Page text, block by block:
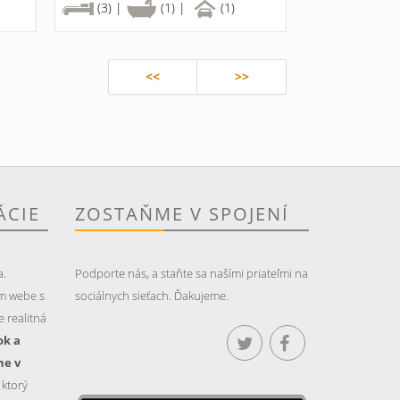
(3) | (1) | (1)
<< >>
webe s
realitná
a
v
ktorý
ZOSTAŇME V SPOJENÍ
Podporte nás, a staňte sa našími priateľmi na
sociálnych sieťach. Ďakujeme.